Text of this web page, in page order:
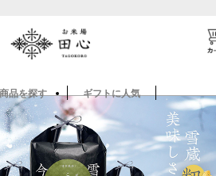
商品を探す
ギフトに人気